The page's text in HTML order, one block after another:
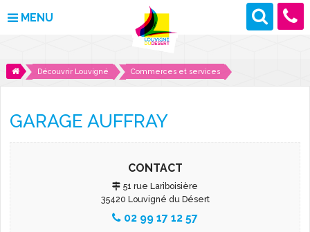
MENU
MAIRIE
DÉCOUVRIR LOUVIGNÉ
ENFANCE ET JEUNESSE
Découvrir Louvigné Commerces et services
GARAGE AUFFRAY
CONTACT
51 rue Lariboisière
35420 Louvigné du Désert
02 99 17 12 57